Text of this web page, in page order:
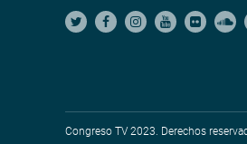
Congreso TV 2023. Derechos